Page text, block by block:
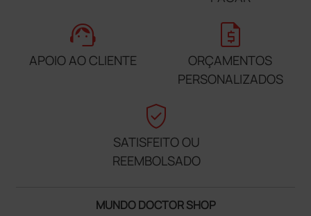
support_agent
APOIO AO CLIENTE
request_quote
ORÇAMENTOS
PERSONALIZADOS
verified_user
SATISFEITO OU
REEMBOLSADO
MUNDO DOCTOR SHOP